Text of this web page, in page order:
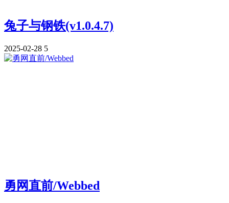
兔子与钢铁(v1.0.4.7)
2025-02-28 5
勇网直前/Webbed